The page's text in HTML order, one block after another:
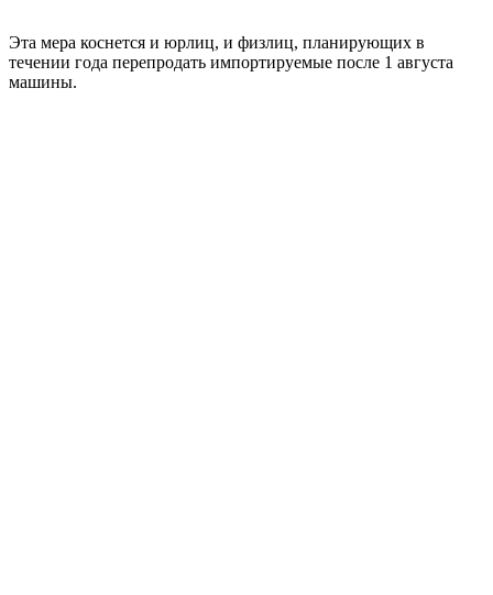
Эта мера коснется и юрлиц, и физлиц, планирующих в
течении года перепродать импортируемые после 1 августа
машины.